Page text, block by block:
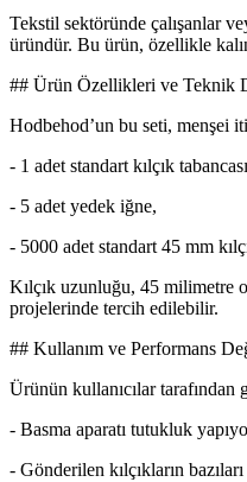
Tekstil sektöründe çalışanlar
üründür. Bu ürün, özellikle
## Ürün Özellikleri ve Teknik
Hodbehod’un bu seti, menşei
- 1 adet standart kılçık
- 5 adet yedek iğne,
- 5000 adet standart 45 mm
Kılçık uzunluğu, 45 milimetre
projelerinde tercih edilebilir.
## Kullanım ve Performans
Ürünün kullanıcılar
- Basma aparatı tutukluk
- Gönderilen kılçıkların